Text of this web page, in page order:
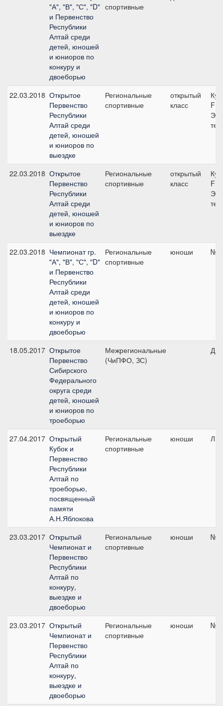
"А", "В", "С", "D"
и Первенство
Республики
Алтай среди
детей, юношей
и юниоров по
конкуру и
двоеборью
спортивные
22.03.2018 Открытое
Первенство
Республики
Алтай среди
детей, юношей
и юниоров по
выездке
Региональные
спортивные
открытый
класс
FEI.
22.03.2018 Открытое
Первенство
Республики
Алтай среди
детей, юношей
и юниоров по
выездке
Региональные
спортивные
открытый
класс
FEI.
22.03.2018 Чемпионат гр.
"А", "В", "С", "D"
и Первенство
Республики
Алтай среди
детей, юношей
и юниоров по
конкуру и
двоеборью
Региональные
спортивные
юноши
18.05.2017 Открытое
Первенство
Сибирского
Федерального
округа среди
детей, юношей
и юниоров по
троеборью
Межрегиональные
(ЧиПФО, ЗС)
27.04.2017 Открытый
Кубок и
Первенство
Республики
Алтай по
троеборью,
посвященный
памяти
А.Н.Яблокова
Региональные
спортивные
юноши
23.03.2017 Открытый
Чемпионат и
Первенство
Республики
Алтай по
конкуру,
выездке и
двоеборью
Региональные
спортивные
юноши
23.03.2017 Открытый
Чемпионат и
Первенство
Республики
Алтай по
конкуру,
выездке и
двоеборью
Региональные
спортивные
юноши